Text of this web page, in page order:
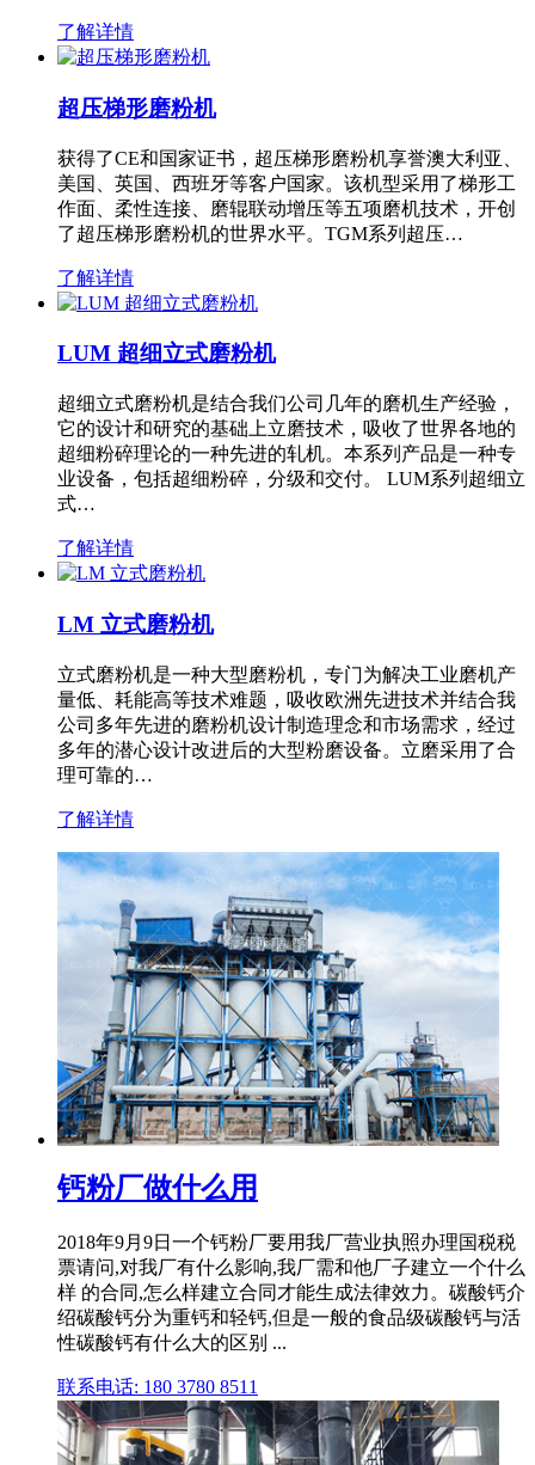
了解详情
超压梯形磨粉机
获得了CE和国家证书，超压梯形磨粉机享誉澳大利亚、
美国、英国、西班牙等客户国家。该机型采用了梯形工
作面、柔性连接、磨辊联动增压等五项磨机技术，开创
了超压梯形磨粉机的世界水平。TGM系列超压…
了解详情
LUM 超细立式磨粉机
超细立式磨粉机是结合我们公司几年的磨机生产经验，
它的设计和研究的基础上立磨技术，吸收了世界各地的
超细粉碎理论的一种先进的轧机。本系列产品是一种专
业设备，包括超细粉碎，分级和交付。 LUM系列超细立
式…
了解详情
LM 立式磨粉机
立式磨粉机是一种大型磨粉机，专门为解决工业磨机产
量低、耗能高等技术难题，吸收欧洲先进技术并结合我
公司多年先进的磨粉机设计制造理念和市场需求，经过
多年的潜心设计改进后的大型粉磨设备。立磨采用了合
理可靠的…
了解详情
钙粉厂做什么用
2018年9月9日一个钙粉厂要用我厂营业执照办理国税税
票请问,对我厂有什么影响,我厂需和他厂子建立一个什么
样 的合同,怎么样建立合同才能生成法律效力。碳酸钙介
绍碳酸钙分为重钙和轻钙,但是一般的食品级碳酸钙与活
性碳酸钙有什么大的区别 ...
联系电话: 180 3780 8511